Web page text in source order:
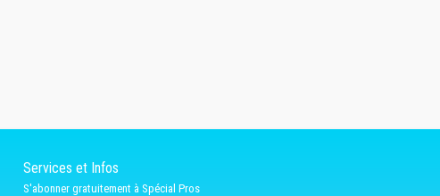
Services et Infos
S'abonner gratuitement à Spécial Pros